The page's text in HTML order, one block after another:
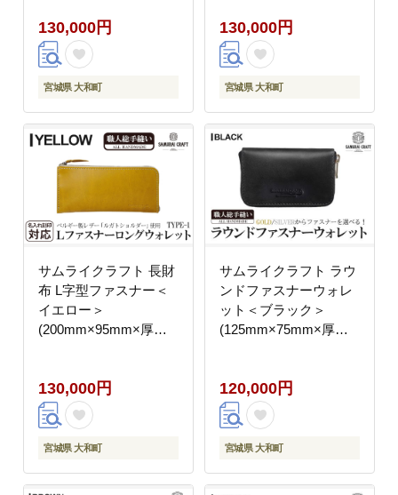
サイフ 名入れ ギフト
ルガトショルダー 本格
シンプル ファッション
日本製 手縫い ハンドメ
式会社Stand Field】
ta274-red
130,000円
宮城県 大和町
サイフ 名入れ ギフト
ルガトショルダー 本格
シンプル ファッション
日本製 手縫い ハンドメ
式会社Stand Field】
ta274-wine
130,000円
宮城県 大和町
サムライクラフト 長財
布 L字型ファスナー＜
イエロー＞
(200mm×95mm×厚み
サイフ 名入れ ギフト
ルガトショルダー 本格
シンプル ファッション
日本製 手縫い ハンドメ
式会社Stand Field】
130,000円
宮城県 大和町
サムライクラフト ラウ
ンドファスナーウォレ
ット＜ブラック＞
(125mm×75mm×厚み
サイフ ギフト 日本製
手縫い ハンドメイド フ
ァッション 小物
Samurai Craft【株式会
black
120,000円
宮城県 大和町